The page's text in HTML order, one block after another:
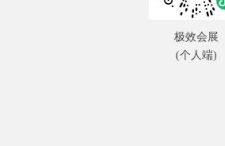
极效会展
(个人端)